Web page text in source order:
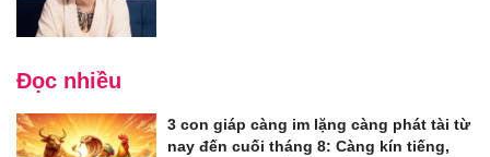
Đọc nhiều
3 con giáp càng im lặng càng phát tài từ
nay đến cuối tháng 8: Càng kín tiếng,